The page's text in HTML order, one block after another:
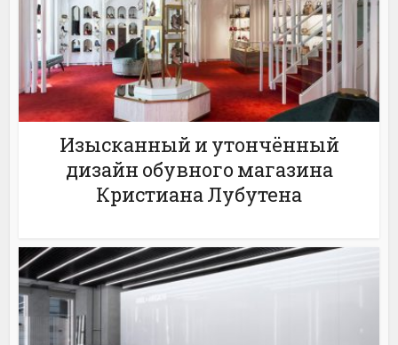
Изысканный и утончённый
дизайн обувного магазина
Кристиана Лубутена